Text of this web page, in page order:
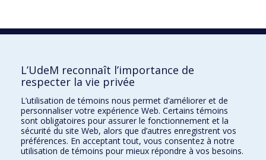
L’UdeM reconnaît l’importance de
respecter la vie privée
L’utilisation de témoins nous permet d’améliorer et de
personnaliser votre expérience Web. Certains témoins
sont obligatoires pour assurer le fonctionnement et la
sécurité du site Web, alors que d’autres enregistrent vos
préférences. En acceptant tout, vous consentez à notre
utilisation de témoins pour mieux répondre à vos besoins.